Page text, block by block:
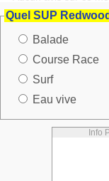
Quel SUP
Balade
Course Race
Surf
Eau vive
Info